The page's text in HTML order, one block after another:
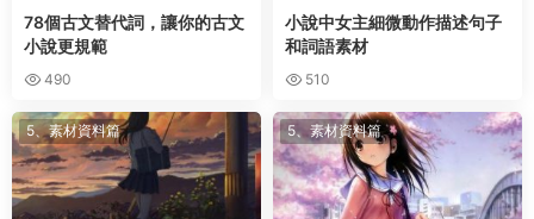
78個古文替代詞，讓你的古文
小說更規範
490
小說中女主細微動作描述句子
和詞語素材
510
5、素材資料篇 5、素材資料篇